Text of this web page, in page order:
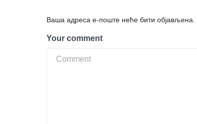
Ваша адреса е-поште неће бити објављена.
Your comment